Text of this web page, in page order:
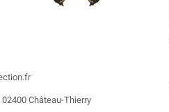
Château-Thierry